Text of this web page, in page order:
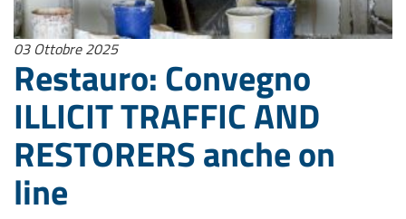
03 Ottobre 2025
Restauro: Convegno
ILLICIT TRAFFIC AND
RESTORERS anche on
line